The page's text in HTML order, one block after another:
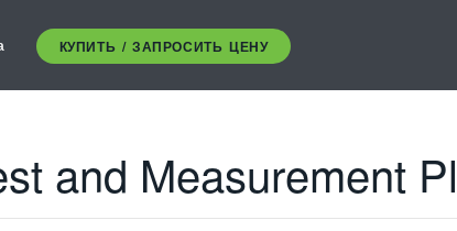
КУПИТЬ / ЗАПРОСИТЬ ЦЕНУ
and Measurement